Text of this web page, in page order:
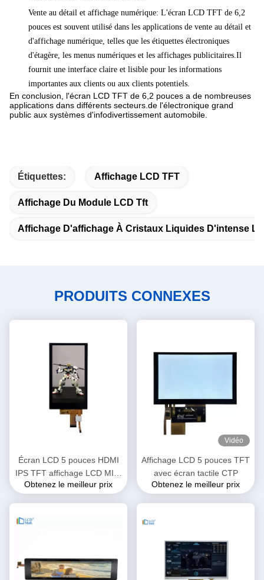
Vente au détail et affichage numérique: L'écran LCD TFT de 6,2
pouces est souvent utilisé dans les applications de vente au détail et
d'affichage numérique, telles que les étiquettes électroniques
d'étagère, les menus numériques et les affichages publicitaires.Il
fournit une interface claire et lisible pour les informations
importantes aux clients ou aux clients potentiels.
En conclusion, l'écran LCD TFT de 6,2 pouces a de nombreuses
applications dans différents secteurs.de l'électronique grand
public aux systèmes d'infodivertissement automobile.
Étiquettes: Affichage LCD TFT
Affichage Du Module LCD Tft
Affichage D'affichage À Cristaux Liquides D'intense
PRODUITS CONNEXES
Écran LCD 5 pouces HDMI
IPS TFT affichage LCD MIPI
4L
Obtenez le meilleur prix
Vidéo
Affichage LCD 5 pouces TFT
avec écran tactile CTP
Obtenez le meilleur prix